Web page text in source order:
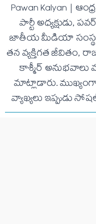
Pawan Kalyan |
పార్టీ అధ్యక్షుడు,
జాతీయ మీడియా
తన వ్యక్తిగత
కాశ్మీర్ అనుభవాలు
మాట్లాడారు.
వ్యాఖ్యలు